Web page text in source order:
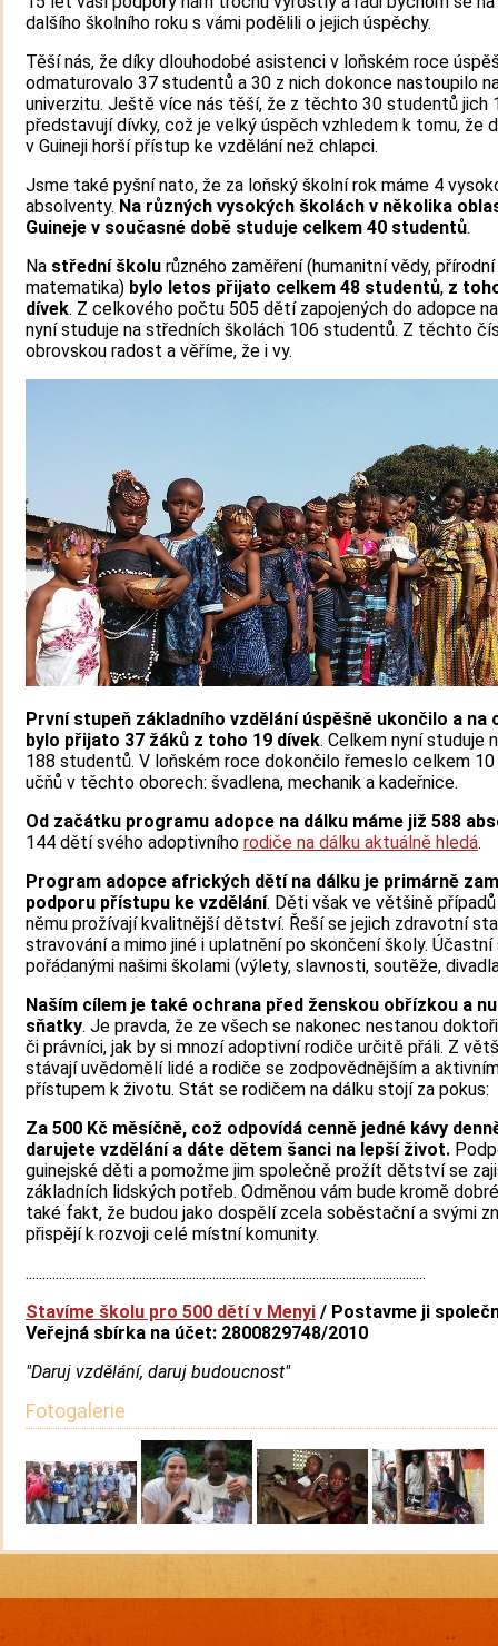
dalšího školního roku s vámi podělili o jejich úspěchy.
Těší nás, že díky dlouhodobé asistenci v loňském roce
odmaturovalo 37 studentů a 30 z nich dokonce nastoupilo
univerzitu. Ještě více nás těší, že z těchto 30 studentů jich
představují dívky, což je velký úspěch vzhledem k tomu, že
v Guineji horší přístup ke vzdělání než chlapci.
Jsme také pyšní nato, že za loňský školní rok máme 4
absolventy. Na různých vysokých školách v několika
Guineje v současné době studuje celkem 40 studentů.
Na střední školu různého zaměření (humanitní vědy, přírodní
matematika) bylo letos přijato celkem 48 studentů, z
dívek. Z celkového počtu 505 dětí zapojených do adopce
nyní studuje na středních školách 106 studentů. Z těchto
obrovskou radost a věříme, že i vy.
První stupeň základního vzdělání úspěšně ukončilo a na
bylo přijato 37 žáků z toho 19 dívek. Celkem nyní studuje
188 studentů. V loňském roce dokončilo řemeslo celkem
učňů v těchto oborech: švadlena, mechanik a kadeřnice.
Od začátku programu adopce na dálku máme již 588
144 dětí svého adoptivního rodiče na dálku aktuálně hledá.
Program adopce afrických dětí na dálku je primárně
podporu přístupu ke vzdělání. Děti však ve většině
němu prožívají kvalitnější dětství. Řeší se jejich zdravotní
stravování a mimo jiné i uplatnění po skončení školy. Účastní
pořádanými našimi školami (výlety, slavnosti, soutěže,
Naším cílem je také ochrana před ženskou obřízkou a
sňatky. Je pravda, že ze všech se nakonec nestanou
či právníci, jak by si mnozí adoptivní rodiče určitě přáli. Z
stávají uvědomělí lidé a rodiče se zodpovědnějším a
přístupem k životu. Stát se rodičem na dálku stojí za pokus:
Za 500 Kč měsíčně, což odpovídá cenně jedné kávy
darujete vzdělání a dáte dětem šanci na lepší život.
guinejské děti a pomožme jim společně prožít dětství se
základních lidských potřeb. Odměnou vám bude kromě
také fakt, že budou jako dospělí zcela soběstační a svými
přispějí k rozvoji celé místní komunity.
........................................................................................................................
Stavíme školu pro 500 dětí v Menyi / Postavme ji
Veřejná sbírka na účet: 2800829748/2010
"Daruj vzdělání, daruj budoucnost"
Fotogalerie